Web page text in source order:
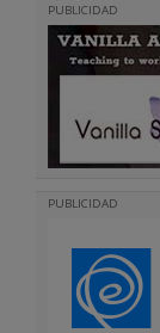
PUBLICIDAD
PUBLICIDAD